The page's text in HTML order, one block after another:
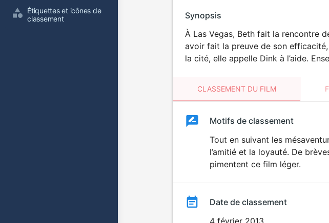
Étiquettes et icônes de
classement
Synopsis
À Las Vegas, Beth fait la rencontre
avoir fait la preuve de son
la cité, elle appelle Dink à l’aide.
CLASSEMENT DU FILM
ClassementClassement
DÉCONSEILLÉ
AUX JEUNES
ENFANTS
Motifs de classement
Tout en suivant les
l’amitié et la loyauté. De
pimentent ce film léger.
Date de classement
4 février 2013